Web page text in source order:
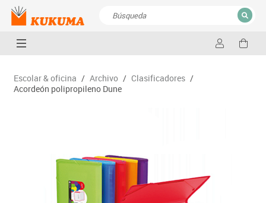
CERRAR
Escolar & oficina / Archivo / Clasificadores /
Acordeón polipropileno Dune